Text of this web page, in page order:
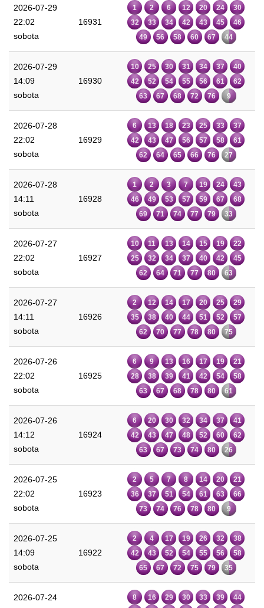
2026-07-29
22:02
sobota
16931
1 2 6 12 20 24
30
32
33 34 42 43 45
46
49
56 58 60 67 44
2026-07-29
14:09
sobota
16930
10 25 30 31 34 37
40
42
52 54 55 56 61
62
63
67 68 72 76 9
2026-07-28
22:02
sobota
16929
6 13 18 23 25 33
37
42
43 47 56 57 58
61
62
64 65 66 76 27
2026-07-28
14:11
sobota
16928
1 2 3 7 19 24
43
46
49 53 57 59 67
68
69
71 74 77 79 33
2026-07-27
22:02
sobota
16927
10 11 13 14 15 19
22
25
32 34 37 40 42
45
62
64 71 77 80 63
2026-07-27
14:11
sobota
16926
2 12 14 17 20 25
29
35
38 40 44 51 52
57
62
70 77 78 80 75
2026-07-26
22:02
sobota
16925
6 9 13 16 17 19
21
28
38 39 41 42 54
58
63
67 68 78 80 61
2026-07-26
14:12
sobota
16924
6 20 30 32 34 37
41
42
43 47 48 52 60
62
63
67 73 74 80 26
2026-07-25
22:02
sobota
16923
2 5 7 8 14 20
21
36
37 51 54 61 63
66
73
74 76 78 80 9
2026-07-25
14:09
sobota
16922
2 4 17 19 26 32
38
42
43 52 54 55 56
58
65
67 72 75 79 35
2026-07-24
8 16 29 30 33 39
44